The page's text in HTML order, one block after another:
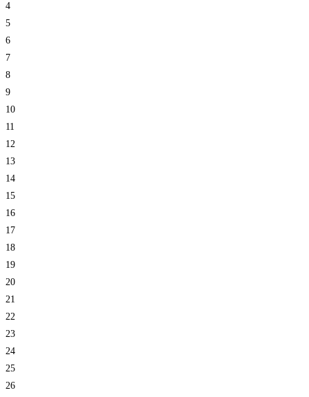
4
5
6
7
8
9
10
11
12
13
14
15
16
17
18
19
20
21
22
23
24
25
26